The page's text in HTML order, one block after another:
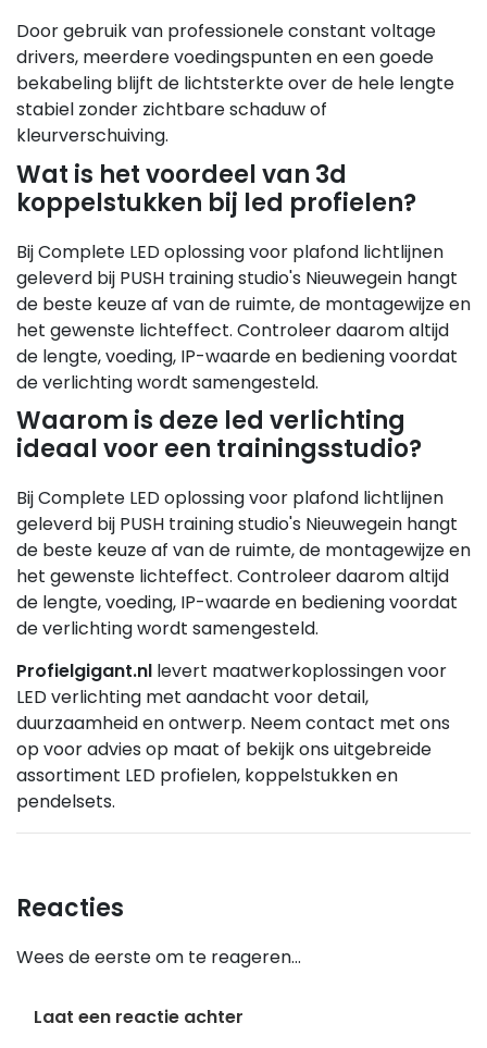
Door gebruik van professionele constant voltage
drivers, meerdere voedingspunten en een goede
bekabeling blijft de lichtsterkte over de hele lengte
stabiel zonder zichtbare schaduw of
kleurverschuiving.
Wat is het voordeel van 3d
koppelstukken bij led profielen?
Bij Complete LED oplossing voor plafond lichtlijnen
geleverd bij PUSH training studio's Nieuwegein hangt
de beste keuze af van de ruimte, de montagewijze en
het gewenste lichteffect. Controleer daarom altijd
de lengte, voeding, IP-waarde en bediening voordat
de verlichting wordt samengesteld.
Waarom is deze led verlichting
ideaal voor een trainingsstudio?
Bij Complete LED oplossing voor plafond lichtlijnen
geleverd bij PUSH training studio's Nieuwegein hangt
de beste keuze af van de ruimte, de montagewijze en
het gewenste lichteffect. Controleer daarom altijd
de lengte, voeding, IP-waarde en bediening voordat
de verlichting wordt samengesteld.
Profielgigant.nl levert maatwerkoplossingen voor
LED verlichting met aandacht voor detail,
duurzaamheid en ontwerp. Neem contact met ons
op voor advies op maat of bekijk ons uitgebreide
assortiment LED profielen, koppelstukken en
pendelsets.
Reacties
Wees de eerste om te reageren...
Laat een reactie achter